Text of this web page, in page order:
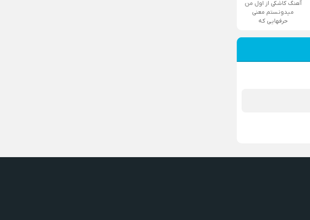
آهنگ کاشکی از اول من
میدونستم معنی
حرفهایی که